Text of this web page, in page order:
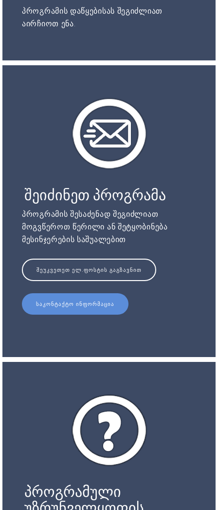
პროგრამის დაწყებისას შეგიძლიათ
აირჩიოთ ენა.
შეიძინეთ პროგრამა
პროგრამის შესაძენად შეგიძლიათ
მოგვწეროთ წერილი ან შეტყობინება
მესინჯერების საშუალებით
ᲨᲔᲣᲙᲕᲔᲗᲔᲗ ᲔᲚ.ᲤᲝᲡᲢᲘᲡ ᲒᲐᲒᲖᲐᲕᲜᲘᲗ
ᲡᲐᲙᲝᲜᲢᲐᲥᲢᲝ ᲘᲜᲤᲝᲠᲛᲐᲪᲘᲐ
პროგრამული